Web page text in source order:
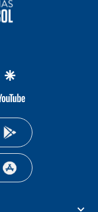
whatsapp
google
youtube-